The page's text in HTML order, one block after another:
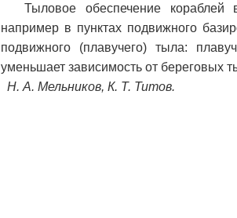
Тыловое обеспечение кораблей
например в пунктах подвижного
подвижного (плавучего) тыла:
уменьшает зависимость от береговых
Н. А. Мельников, К. Т. Титов.